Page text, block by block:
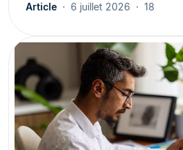
Article 6 juillet 2026 18